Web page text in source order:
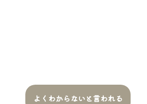
よくわからないと言われる